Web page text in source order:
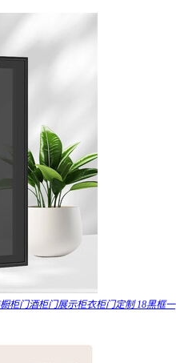
柜门酒柜门展示柜衣柜门定制 18黑框一